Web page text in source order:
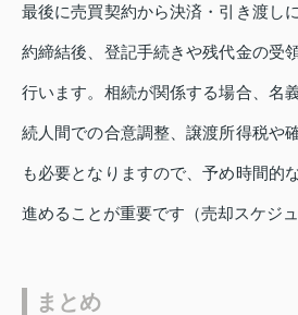
最後に売買契約から決済・引き渡し
約締結後、登記手続きや残代金の受
行います。相続が関係する場合、名
続人間での合意調整、譲渡所得税や
も必要となりますので、予め時間的
進めることが重要です（売却スケジ
まとめ